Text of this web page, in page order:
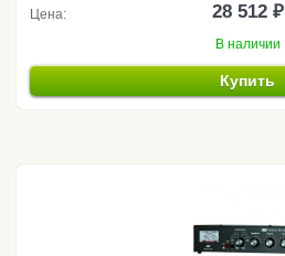
Цена: 28 512 ₽
В наличии
Купить